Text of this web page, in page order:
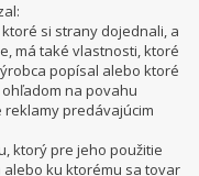
si strany dojednali, a
má také vlastnosti, ktoré
popísal alebo ktoré
na povahu
predávajúcim
ktorý pre jeho použitie
ku ktorému sa tovar